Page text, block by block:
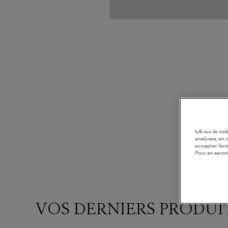
VOS DERNIERS
lulli-sur-la-
analyses, en
accepter
Pour en